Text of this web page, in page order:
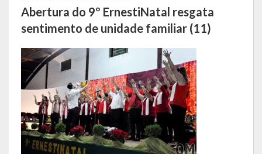
Telefones Úteis
Secretarias
Estrutura organizacional
Administração
Assistência Social
Educação, Cultura, Desporto e Turismo
Abertura do 9º ErnestiNatal resgata
sentimento de unidade familiar (11)